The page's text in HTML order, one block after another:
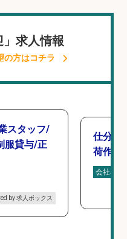
」求人情報
の方はコチラ
スタッフ/
服貸与/正
by 求人ボックス
仕分け
荷作業
会社名